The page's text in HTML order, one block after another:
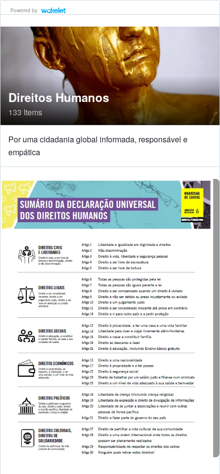
Powered by
Direitos Humanos
133 Items
Por uma cidadania global informada, responsável e
empática